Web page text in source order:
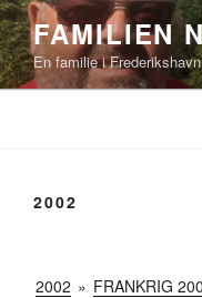
Videre
til
indhold
FAMILIEN
En familie i Frederikshavn
2002
2002 » FRANKRIG